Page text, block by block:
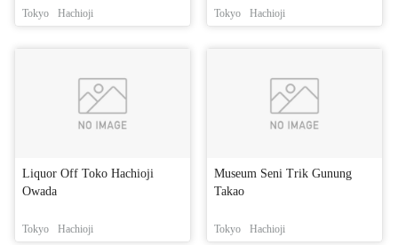
Tokyo Hachioji Tokyo Hachioji
Liquor Off Toko Hachioji
Owada
Tokyo Hachioji
Museum Seni Trik Gunung
Takao
Tokyo Hachioji